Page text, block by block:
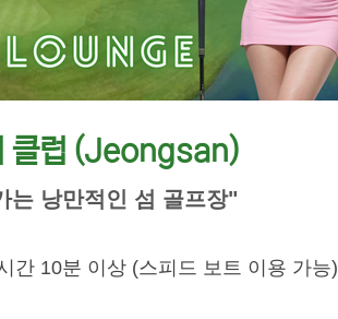
클럽 (Jeongsan)
는 낭만적인 섬 골프장"
간 10분 이상 (스피드 보트 이용 가능)